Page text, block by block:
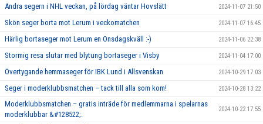
Andra segern i NHL veckan, på lördag väntar Hovslätt 2024-11-07 21:50
Skön seger borta mot Lerum i veckomatchen 2024-11-07 16:45
Härlig bortaseger mot Lerum en Onsdagskväll :-) 2024-11-06 22:38
Stormig resa slutar med blytung bortaseger i Visby 2024-11-04 17:00
Övertygande hemmaseger för IBK Lund i Allsvenskan 2024-10-29 17:03
Seger i moderklubbsmatchen – tack till alla som kom! 2024-10-28 13:22
Moderklubbsmatchen – gratis inträde för medlemmarna i spelarnas
moderklubbar &#128522;.
2024-10-22 17:55